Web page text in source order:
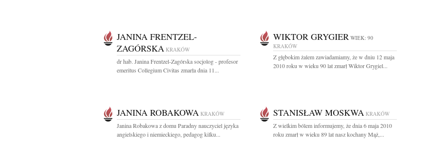
JANINA FRENTZEL-
ZAGÓRSKA KRAKÓW
dr hab. Janina Frentzel-Zagórska socjolog - profesor
emeritus Collegium Civitas zmarła dnia 11...
WIKTOR GRYGIER WIEK: 90
KRAKÓW
Z głębokim żalem zawiadamiamy, że w dniu 12 maja
2010 roku w wieku 90 lat zmarł Wiktor Grygiel...
JANINA ROBAKOWA KRAKÓW
Janina Robakowa z domu Paradny nauczyciel języka
angielskiego i niemieckiego, pedagog kilku...
STANISŁAW MOSKWA KRAKÓW
Z wielkim bólem informujemy, że dnia 6 maja 2010
roku zmarł w wieku 89 lat nasz kochany Mąż,...